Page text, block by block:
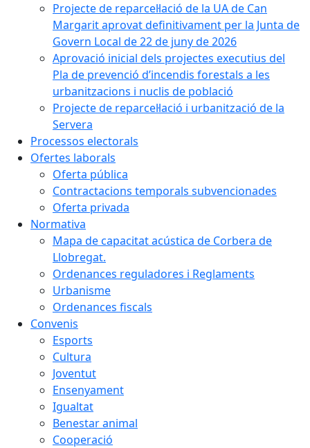
Projecte de reparcel·lació de la UA de Can
Margarit aprovat definitivament per la Junta de
Govern Local de 22 de juny de 2026
Aprovació inicial dels projectes executius del
Pla de prevenció d’incendis forestals a les
urbanitzacions i nuclis de població
Projecte de reparcel·lació i urbanització de la
Servera
Processos electorals
Ofertes laborals
Oferta pública
Contractacions temporals subvencionades
Oferta privada
Normativa
Mapa de capacitat acústica de Corbera de
Llobregat.
Ordenances reguladores i Reglaments
Urbanisme
Ordenances fiscals
Convenis
Esports
Cultura
Joventut
Ensenyament
Igualtat
Benestar animal
Cooperació